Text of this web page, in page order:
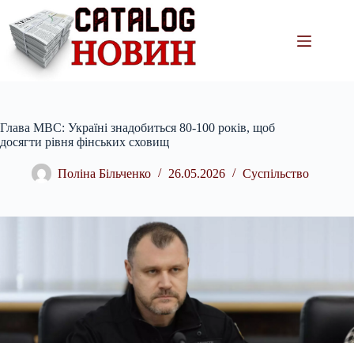
вмісту
Глава МВС: Україні знадобиться 80-100 років, щоб
досягти рівня фінських сховищ
Поліна Більченко 26.05.2026 Суспільство